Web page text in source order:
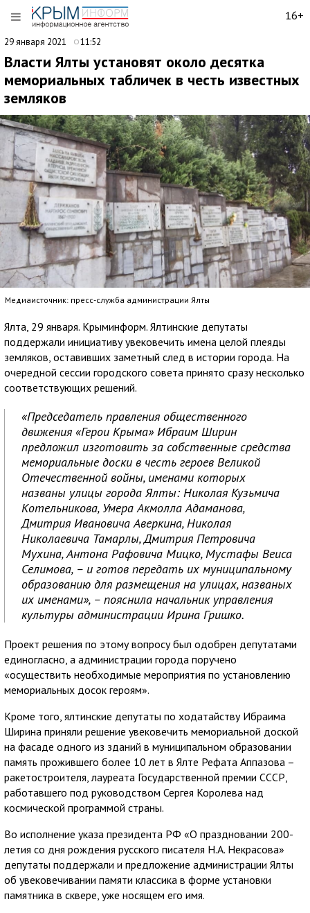
16+
29 января 2021 11:52
Власти Ялты установят около десятка
мемориальных табличек в честь известных
земляков
Медиаисточник: пресс-служба администрации Ялты
Ялта, 29 января. Крыминформ. Ялтинские депутаты
поддержали инициативу увековечить имена целой плеяды
земляков, оставивших заметный след в истории города. На
очередной сессии городского совета принято сразу несколько
соответствующих решений.
«Председатель правления общественного
движения «Герои Крыма» Ибраим Ширин
предложил изготовить за собственные средства
мемориальные доски в честь героев Великой
Отечественной войны, именами которых
названы улицы города Ялты: Николая Кузьмича
Котельникова, Умера Акмолла Адаманова,
Дмитрия Ивановича Аверкина, Николая
Николаевича Тамарлы, Дмитрия Петровича
Мухина, Антона Рафовича Мицко, Мустафы Веиса
Селимова, – и готов передать их муниципальному
образованию для размещения на улицах, названых
их именами», – пояснила начальник управления
культуры администрации Ирина Гришко.
Проект решения по этому вопросу был одобрен депутатами
единогласно, а администрации города поручено
«осуществить необходимые мероприятия по установлению
мемориальных досок героям».
Кроме того, ялтинские депутаты по ходатайству Ибраима
Ширина приняли решение увековечить мемориальной доской
на фасаде одного из зданий в муниципальном образовании
память прожившего более 10 лет в Ялте Рефата Аппазова –
ракетостроителя, лауреата Государственной премии СССР,
работавшего под руководством Сергея Королева над
космической программой страны.
Во исполнение указа президента РФ «О праздновании 200-
летия со дня рождения русского писателя Н.А. Некрасова»
депутаты поддержали и предложение администрации Ялты
об увековечивании памяти классика в форме установки
памятника в сквере, уже носящем его имя.